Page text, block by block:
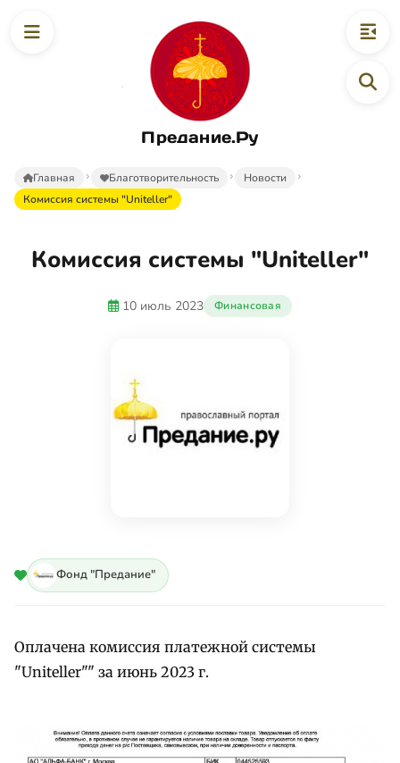
Предание.Ру
Главная Благотворительность
Новости
Комиссия системы "Uniteller"
Комиссия системы "Uniteller"
10 июль 2023 Финансовая
Фонд "Предание"
Оплачена комиссия платежной системы
"Uniteller"" за июнь 2023 г.